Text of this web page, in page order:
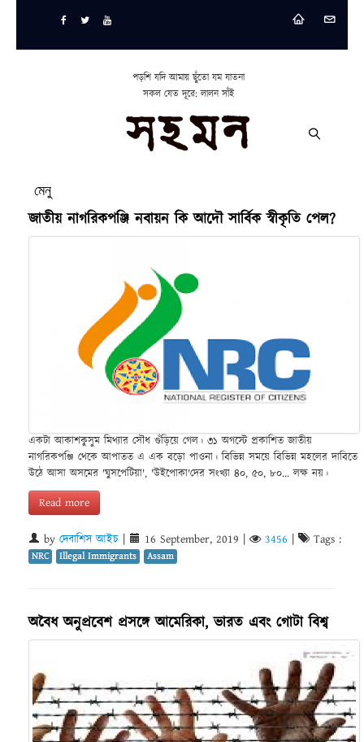
পড়শি যদি আমায় ছুঁতো যম যাতনা
সকল যেত দূরে: লালন সাঁই
মেনু
জাতীয় নাগরিকপঞ্জি নবায়ন কি আদৌ সার্বিক স্বীকৃতি পেল?
একটা আকাশকুসুম মিথ্যার সৌধ গুঁড়িয়ে গেল। ৩১ অগস্টে প্রকাশিত জাতীয়
নাগরিকপঞ্জি থেকে আপাতত এ এক বড়ো পাওনা। বিভিন্ন সময়ে বিভিন্ন মহলের দাবিতে
উঠে আসা অসমের 'ঘুসপেটিয়া', 'উইপোকা'দের সংখ্যা ৪০, ৫০, ৮০... লক্ষ নয়।
Read more
by দেবাশিস আইচ 16 September, 2019 3456 Tags :
NRC Illegal Immigrants Assam
অবৈধ অনুপ্রবেশ প্রসঙ্গে আমেরিকা, ভারত এবং গোটা বিশ্ব